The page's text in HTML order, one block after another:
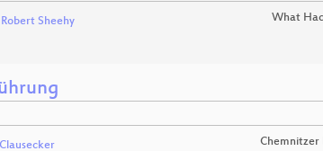
Robert Sheehy What
Chemnitzer